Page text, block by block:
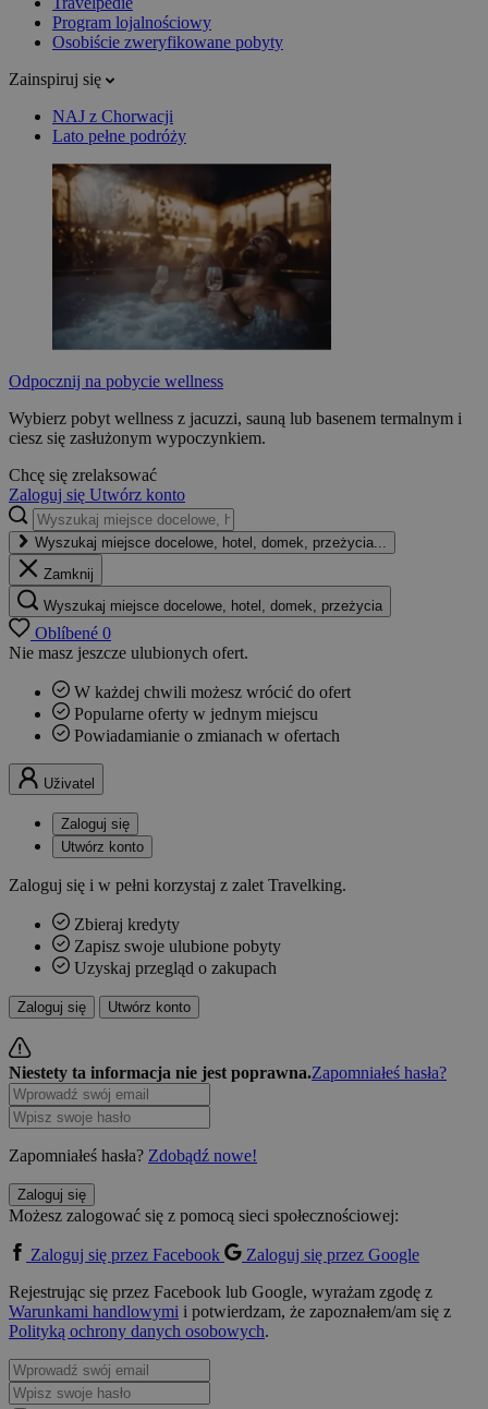
Program lojalnościowy
Osobiście zweryfikowane pobyty
Zainspiruj się
NAJ z Chorwacji
Lato pełne podróży
Odpocznij na pobycie wellness
Wybierz pobyt wellness z jacuzzi, sauną lub basenem termalnym i
ciesz się zasłużonym wypoczynkiem.
Chcę się zrelaksować
Zaloguj się Utwórz konto
Wyszukaj miejsce docelowe, hotel, domek, przeżycia...
Zamknij
Wyszukaj miejsce docelowe, hotel, domek, przeżycia
Oblíbené 0
Nie masz jeszcze ulubionych ofert.
W każdej chwili możesz wrócić do ofert
Popularne oferty w jednym miejscu
Powiadamianie o zmianach w ofertach
Uživatel
Zaloguj się
Utwórz konto
Zaloguj się i w pełni korzystaj z zalet Travelking.
Zbieraj kredyty
Zapisz swoje ulubione pobyty
Uzyskaj przegląd o zakupach
Zaloguj się Utwórz konto
Niestety ta informacja nie jest poprawna.Zapomniałeś hasła?
Zapomniałeś hasła? Zdobądź nowe!
Zaloguj się
Możesz zalogować się z pomocą sieci społecznościowej:
Zaloguj się przez Facebook
Zaloguj się przez Google
Rejestrując się przez Facebook lub Google, wyrażam zgodę z
Warunkami handlowymi i potwierdzam, że zapoznałem/am się z
Polityką ochrony danych osobowych.